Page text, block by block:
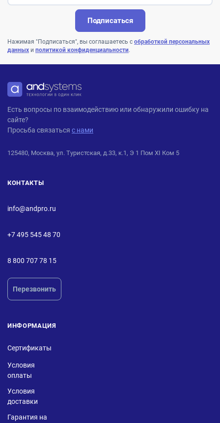
Подписаться
Нажимая "Подписаться", вы соглашаетесь с обработкой персональных
данных и политикой конфиденциальности.
ANDPRO
Есть вопросы по взаимодействию или обнаружили ошибку на
сайте?
Просьба связаться с нами
125480, Москва, ул. Туристская, д.33, к.1, Э 1 Пом XI Ком 5
КОНТАКТЫ
info@andpro.ru
+7 495 545 48 70
8 800 707 78 15
Перезвонить
ИНФОРМАЦИЯ
Сертификаты
Условия
оплаты
Условия
доставки
Гарантия на